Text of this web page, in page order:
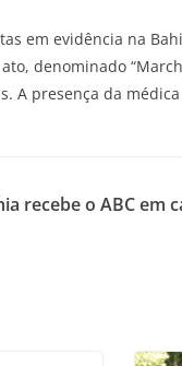
em evidência na
denominado
A presença da
recebe o ABC em